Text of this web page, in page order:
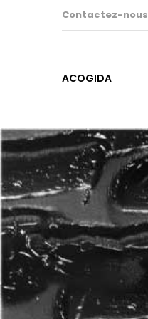
Contactez-nous
ACOGIDA